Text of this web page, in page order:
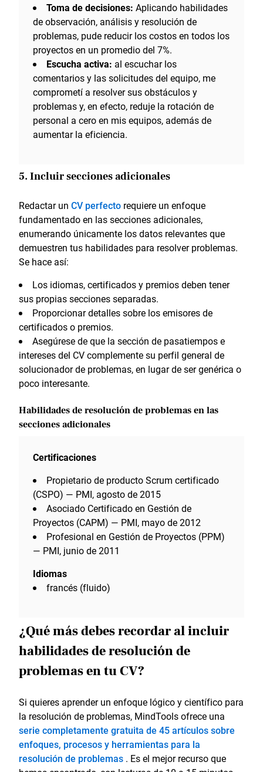
Toma de decisiones: Aplicando habilidades
de observación, análisis y resolución de
problemas, pude reducir los costos en todos los
proyectos en un promedio del 7%.
Escucha activa: al escuchar los
comentarios y las solicitudes del equipo, me
comprometí a resolver sus obstáculos y
problemas y, en efecto, reduje la rotación de
personal a cero en mis equipos, además de
aumentar la eficiencia.
5. Incluir secciones adicionales
Redactar un CV perfecto requiere un enfoque
fundamentado en las secciones adicionales,
enumerando únicamente los datos relevantes que
demuestren tus habilidades para resolver problemas.
Se hace así:
Los idiomas, certificados y premios deben tener
sus propias secciones separadas.
Proporcionar detalles sobre los emisores de
certificados o premios.
Asegúrese de que la sección de pasatiempos e
intereses del CV complemente su perfil general de
solucionador de problemas, en lugar de ser genérica o
poco interesante.
Habilidades de resolución de problemas en las
secciones adicionales
Certificaciones
Propietario de producto Scrum certificado
(CSPO) — PMI, agosto de 2015
Asociado Certificado en Gestión de
Proyectos (CAPM) — PMI, mayo de 2012
Profesional en Gestión de Proyectos (PPM)
— PMI, junio de 2011
Idiomas
francés (fluido)
¿Qué más debes recordar al incluir
habilidades de resolución de
problemas en tu CV?
Si quieres aprender un enfoque lógico y científico para
la resolución de problemas, MindTools ofrece una
serie completamente gratuita de 45 artículos sobre
enfoques, procesos y herramientas para la
resolución de problemas . Es el mejor recurso que